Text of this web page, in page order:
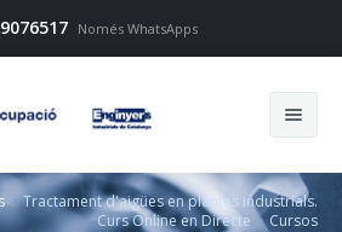
Només WhatsApps
Tractament d'aigües en plantes industrials.
Curs Online en Directe
Cursos